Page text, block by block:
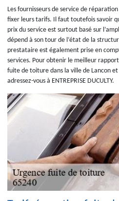
Les fournisseurs de service de
fixer leurs tarifs. Il faut toutefois savoir
prix du service est surtout basé sur
dépend à son tour de l’état de la
prestataire est également prise en
services. Pour obtenir le meilleur
fuite de toiture dans la ville de Lancon et
adressez-vous à ENTREPRISE DUCULTY.